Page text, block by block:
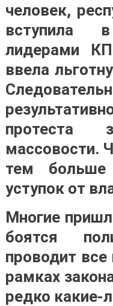
человек,
вступила
лидерами
ввела
протеста
массовости.
тем больше
уступок от
Многие
боятся
проводит
рамках
редко какие-